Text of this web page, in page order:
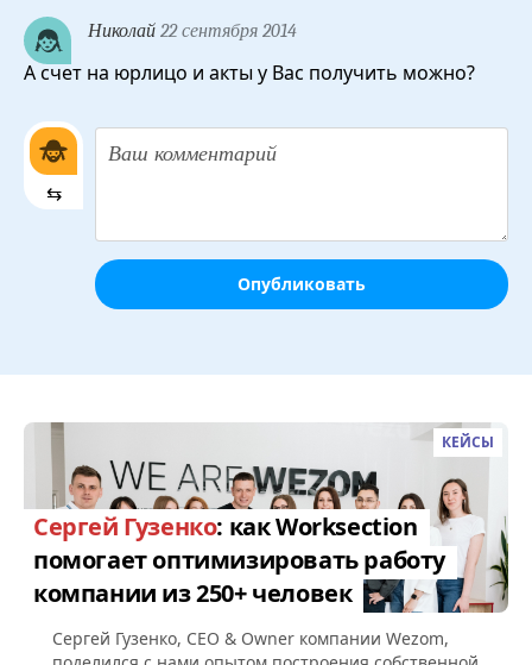
Николай 22 сентября 2014
А счет на юрлицо и акты у Вас получить можно?
⇆
Опубликовать
КЕЙСЫ
Сергей Гузенко: как Worksection
помогает оптимизировать работу
компании из 250+ человек
Сергей Гузенко, СEO & Owner компании Wezom,